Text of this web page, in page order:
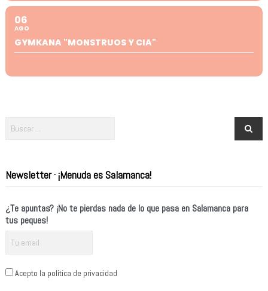
06
AGO
GYMKANA "MONSTRUOS Y CIA"
Newsletter · ¡Menuda es Salamanca!
¿Te apuntas? ¡No te pierdas nada de lo que pasa en Salamanca para
tus peques!
Acepto la política de privacidad